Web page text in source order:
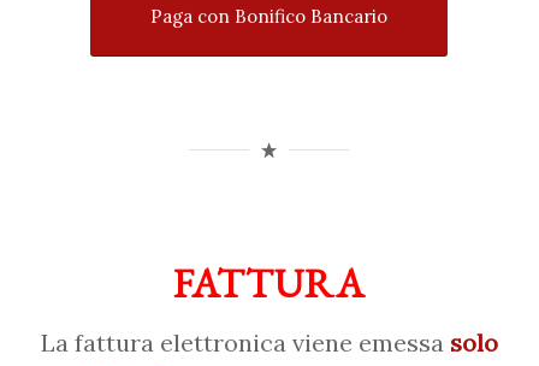
Paga con Bonifico Bancario
FATTURA
La fattura elettronica viene emessasolo